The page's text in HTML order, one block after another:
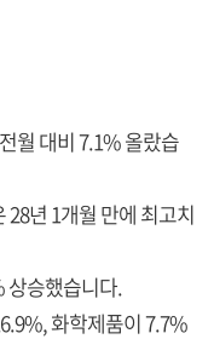
월 대비 7.1% 올랐습
년 1개월 만에 최고치
상승했습니다.
화학제품이 7.7%